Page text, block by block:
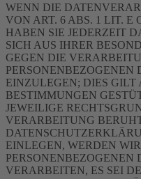
WENN DIE
VON ART. 6 ABS. 1 LIT. E
HABEN SIE JEDERZEIT
SICH AUS IHRER
GEGEN DIE
PERSONENBEZOGENEN
EINZULEGEN; DIES GILT
BESTIMMUNGEN
JEWEILIGE
VERARBEITUNG
EINLEGEN, WERDEN
PERSONENBEZOGENEN
VERARBEITEN, ES SEI